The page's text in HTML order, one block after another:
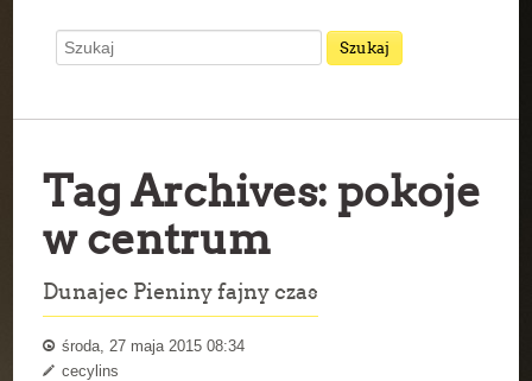
Tag Archives: pokoje
w centrum
Dunajec Pieniny fajny czas
środa, 27 maja 2015 08:34
cecylins